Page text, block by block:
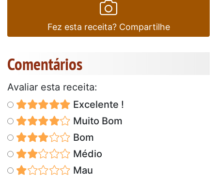
Fez esta receita? Compartilhe
Comentários
Avaliar esta receita:
Excelente !
Muito Bom
Bom
Médio
Mau